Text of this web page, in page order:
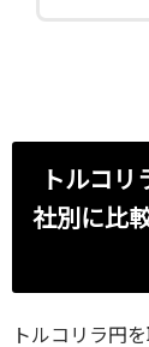
トルコ
社別に比
トルコリラ円